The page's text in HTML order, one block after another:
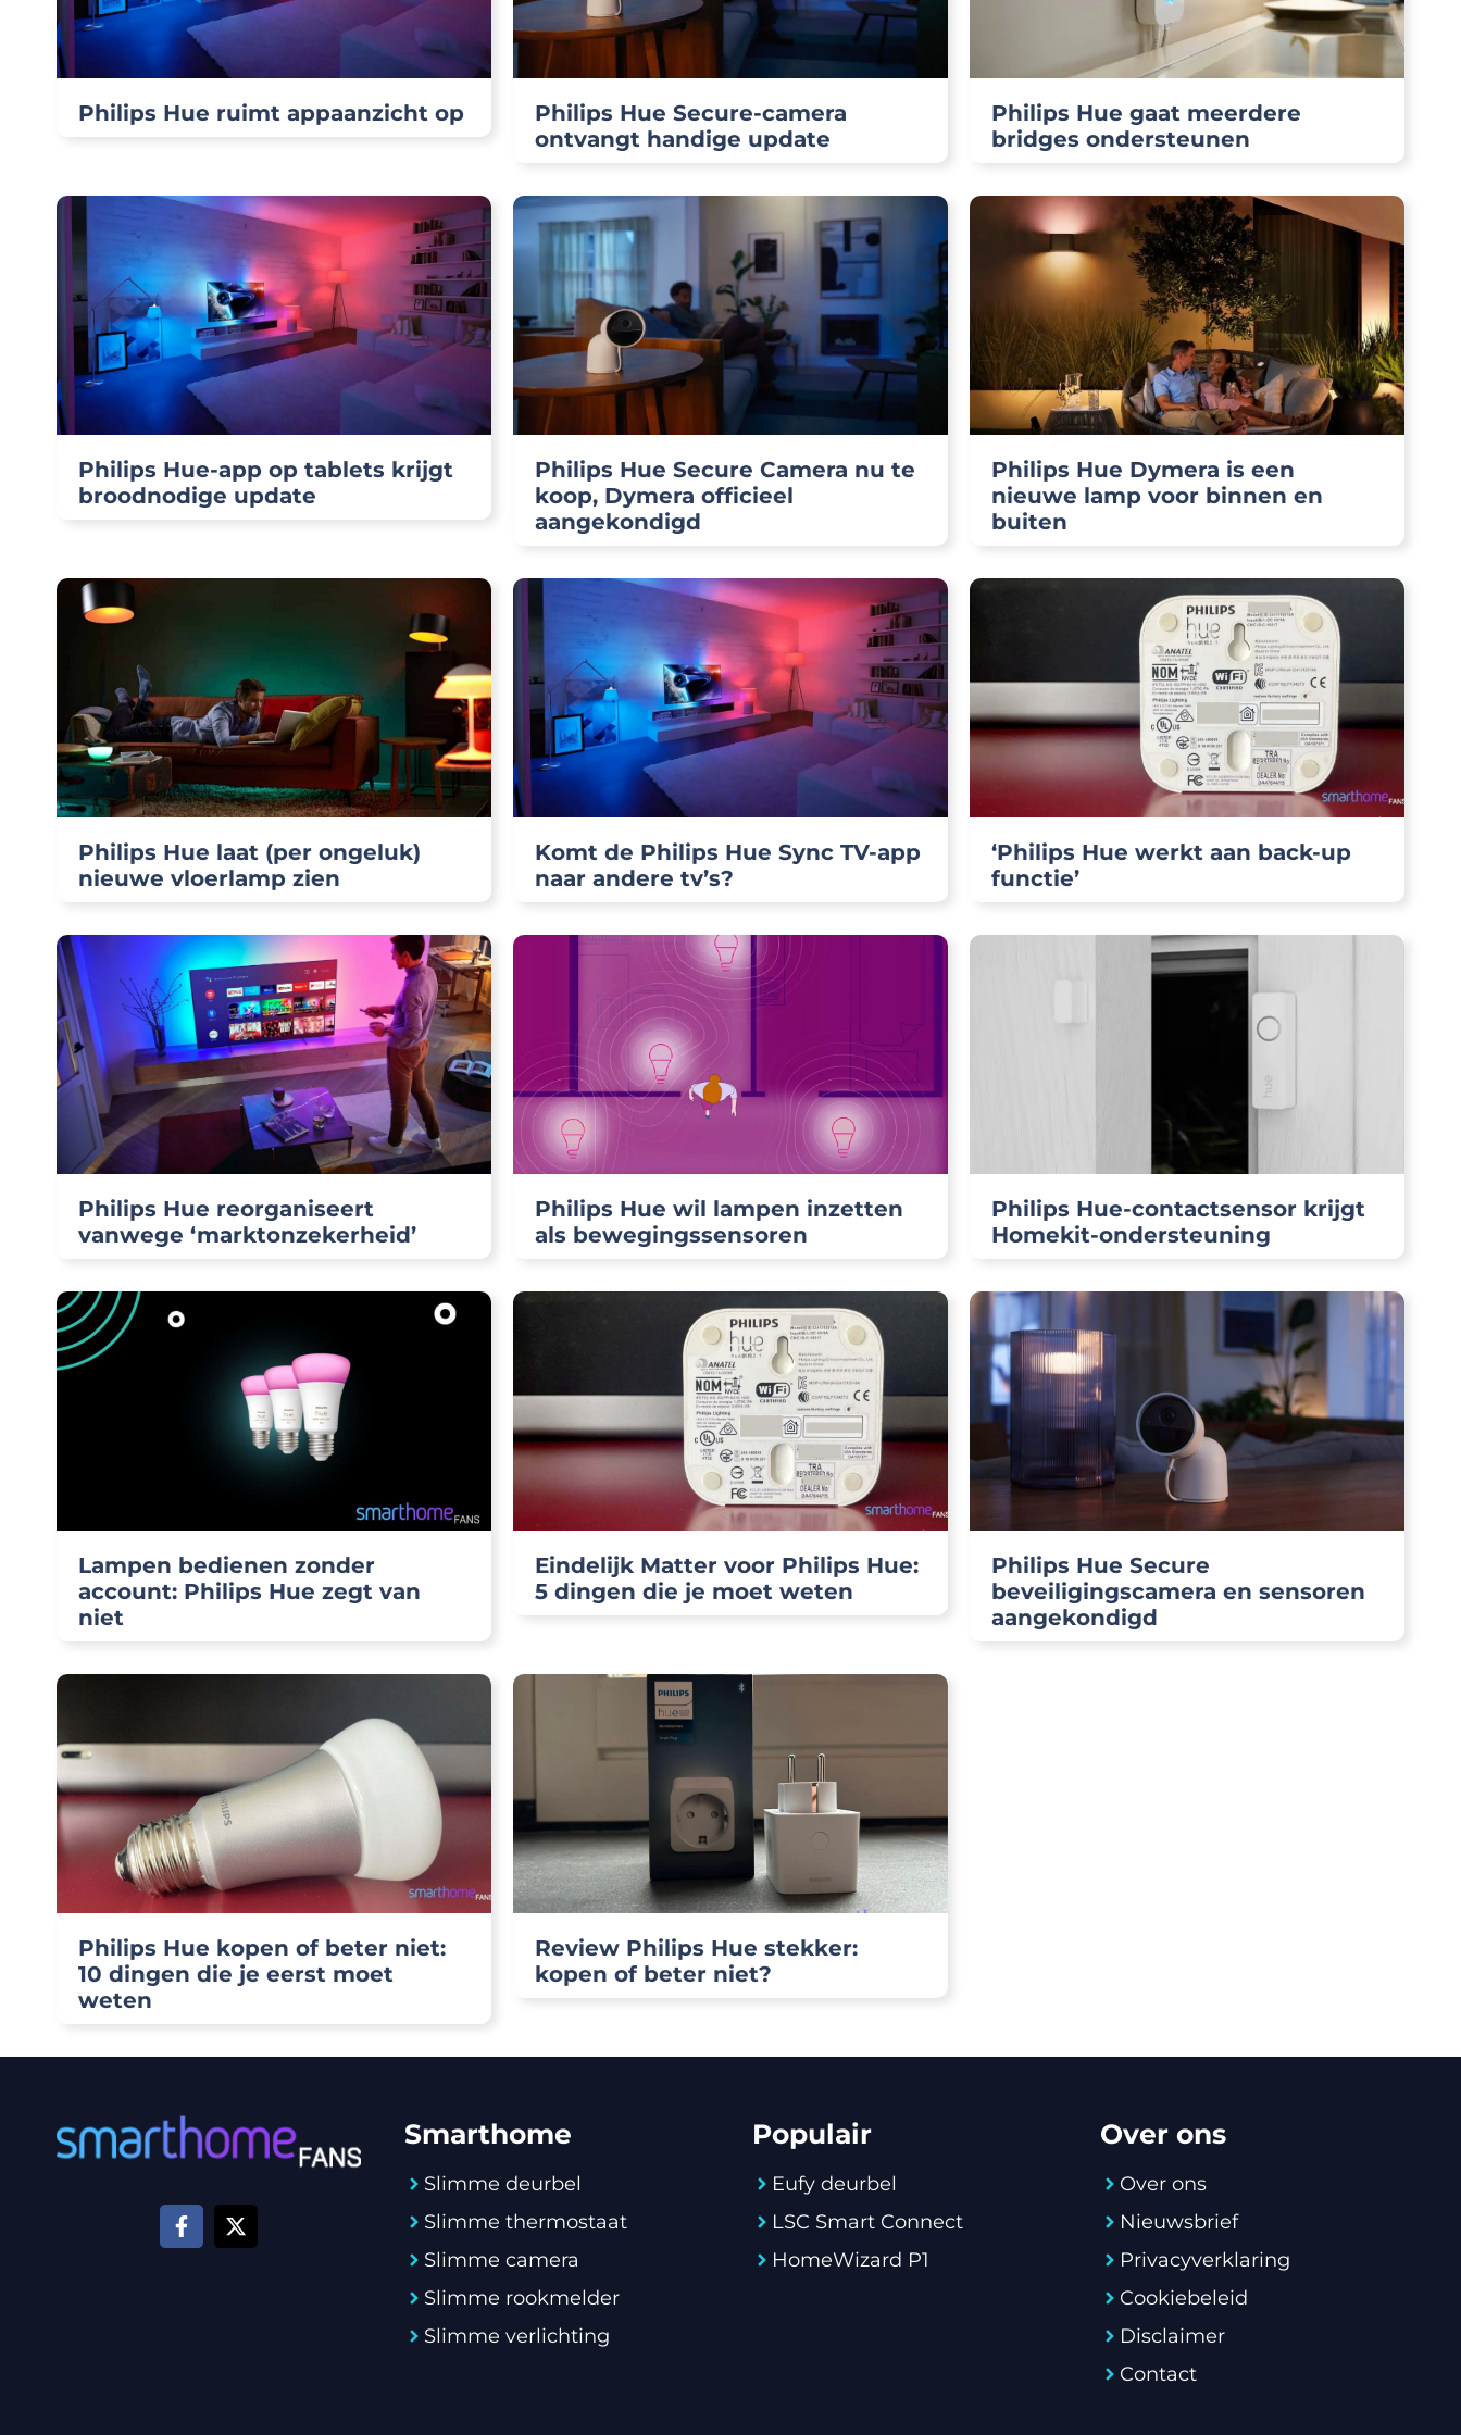
Philips Hue ruimt appaanzicht op
Philips Hue Secure-camera
ontvangt handige update
Philips Hue gaat meerdere
bridges ondersteunen
Philips Hue-app op tablets krijgt
broodnodige update
Philips Hue Secure Camera nu te
koop, Dymera officieel
aangekondigd
Philips Hue Dymera is een
nieuwe lamp voor binnen en
buiten
Philips Hue laat (per ongeluk)
nieuwe vloerlamp zien
Komt de Philips Hue Sync TV-app
naar andere tv’s?
‘Philips Hue werkt aan back-up
functie’
Philips Hue reorganiseert
vanwege ‘marktonzekerheid’
Philips Hue wil lampen inzetten
als bewegingssensoren
Philips Hue-contactsensor krijgt
Homekit-ondersteuning
Lampen bedienen zonder
account: Philips Hue zegt van
niet
Eindelijk Matter voor Philips Hue:
5 dingen die je moet weten
Philips Hue Secure
beveiligingscamera en sensoren
aangekondigd
Philips Hue kopen of beter niet:
10 dingen die je eerst moet
weten
Review Philips Hue stekker:
kopen of beter niet?
Smarthome
Slimme deurbel
Slimme thermostaat
Slimme camera
Slimme rookmelder
Slimme verlichting
Populair
Eufy deurbel
LSC Smart Connect
HomeWizard P1
Over ons
Over ons
Nieuwsbrief
Privacyverklaring
Cookiebeleid
Disclaimer
Contact